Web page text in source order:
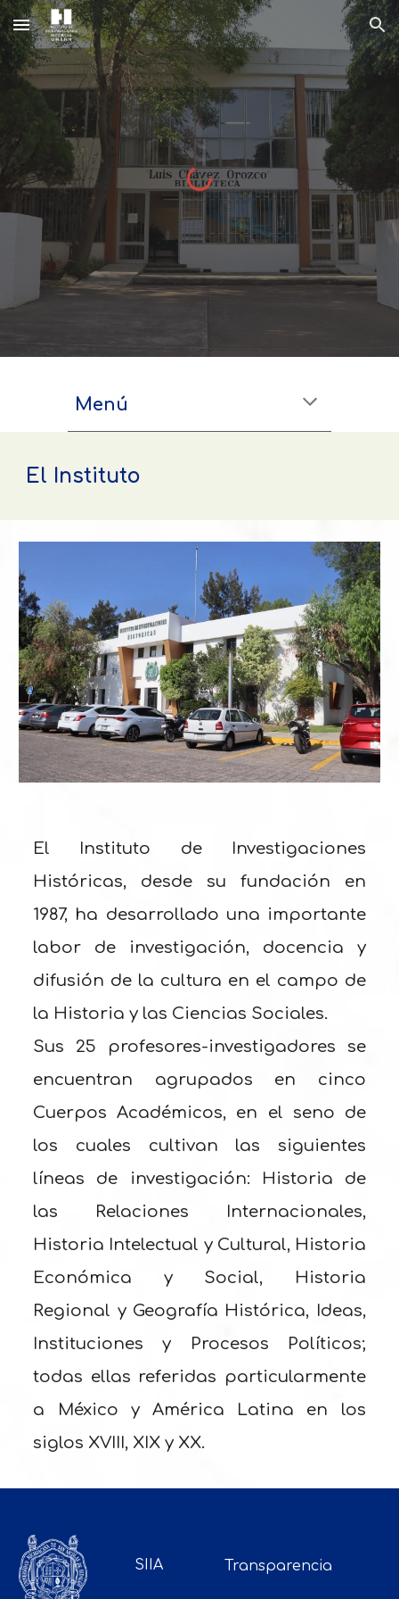
Skip to main content Skip to navigation
Menú
El Instituto
El Instituto de Investigaciones
Históricas, desde su fundación en
1987, ha desarrollado una importante
labor de investigación, docencia y
difusión de la cultura en el campo de
la Historia y las Ciencias Sociales.
Sus 25 profesores-investigadores se
encuentran agrupados en cinco
Cuerpos Académicos, en el seno de
los cuales cultivan las siguientes
líneas de investigación: Historia de
las Relaciones Internacionales,
Historia Intelectual y Cultural, Historia
Económica y Social, Historia
Regional y Geografía Histórica, Ideas,
Instituciones y Procesos Políticos;
todas ellas referidas particularmente
a México y América Latina en los
siglos XVIII, XIX y XX.
SIIA Transparencia